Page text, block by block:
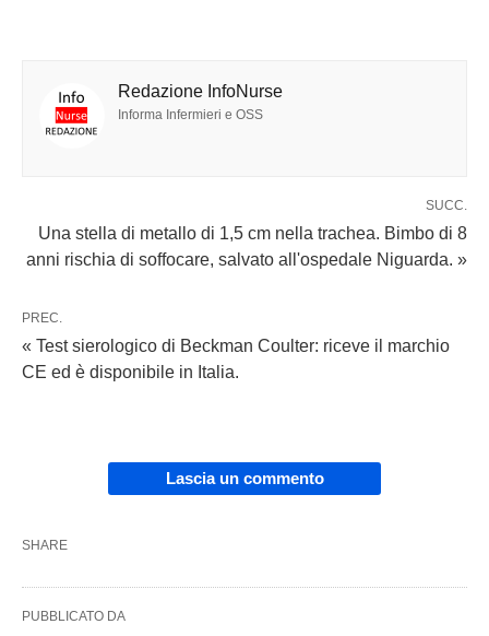
Redazione InfoNurse
Informa Infermieri e OSS
SUCC.
Una stella di metallo di 1,5 cm nella trachea. Bimbo di 8
anni rischia di soffocare, salvato all'ospedale Niguarda. »
PREC.
« Test sierologico di Beckman Coulter: riceve il marchio
CE ed è disponibile in Italia.
Lascia un commento
SHARE
PUBBLICATO DA